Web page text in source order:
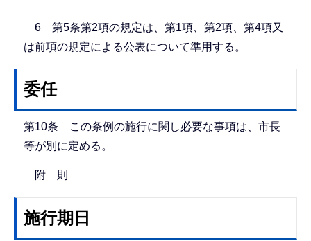
6 第5条第2項の規定は、第1項、第2項、第4項又
は前項の規定による公表について準用する。
委任
第10条 この条例の施行に関し必要な事項は、市長
等が別に定める。
附 則
施行期日